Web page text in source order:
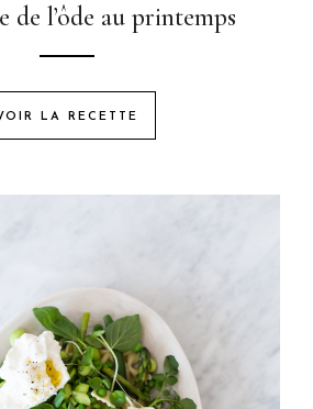
de l’ôde au printemps
LA RECETTE